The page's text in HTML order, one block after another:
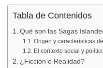
Tabla de Contenidos
Qué son las Sagas
Origen y características
El contexto social y
¿Ficción o Realidad?